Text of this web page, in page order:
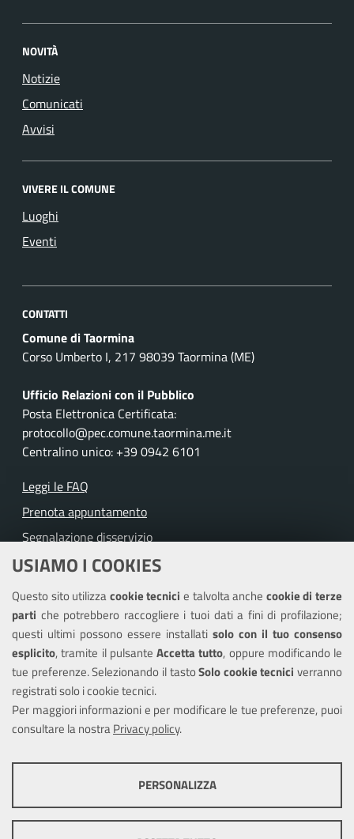
USIAMO I COOKIES
Questo sito utilizzacookie tecnicie talvolta anche cookie di terze
parti che potrebbero raccogliere i tuoi dati a fini di profilazione;
questi ultimi possono essere installati solo con il tuo consenso
esplicito, tramite il pulsante Accetta tutto, oppure modificando le
tue preferenze. Selezionando il tastoSolo cookie tecnici verranno
registrati solo i cookie tecnici.
Per maggiori informazioni e per modificare le tue preferenze, puoi
consultare la nostraPrivacy policy.
PERSONALIZZA
NOVITÀ
Notizie
Comunicati
Avvisi
VIVERE IL COMUNE
Luoghi
Eventi
CONTATTI
Comune di Taormina
Corso Umberto I, 217 98039 Taormina (ME)
Ufficio Relazioni con il Pubblico
Posta Elettronica Certificata:
protocollo@pec.comune.taormina.me.it
Centralino unico: +39 0942 6101
Leggi le FAQ
Prenota appuntamento
Segnalazione disservizio
Richiesta assistenza
Amministrazione trasparente
Informativa privacy
Note legali
Piano di miglioramento del sito
Dichiarazione di accessibilità